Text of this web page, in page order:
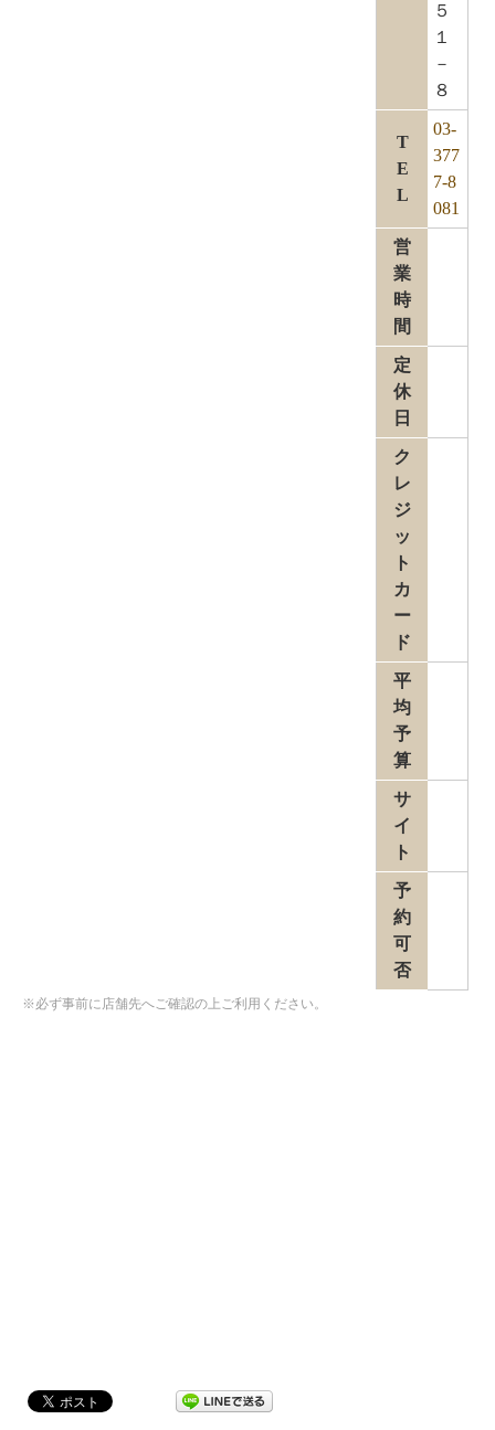
５
１
－
８
T
E
L
03-
377
7-8
081
営
業
時
間
定
休
日
ク
レ
ジ
ッ
ト
カ
ー
ド
平
均
予
算
サ
イ
ト
予
約
可
否
※必ず事前に店舗先へご確認の上ご利用ください。